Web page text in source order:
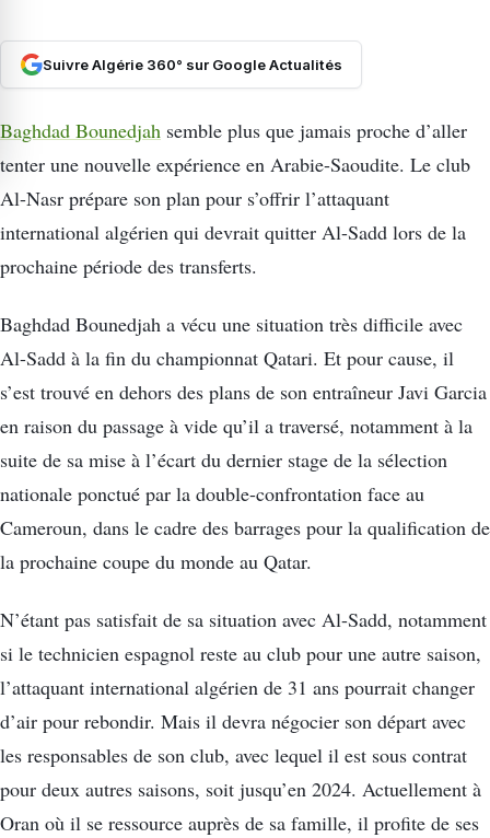
Suivre Algérie 360° sur Google Actualités
Baghdad Bounedjah semble plus que jamais proche d’aller
tenter une nouvelle expérience en Arabie-Saoudite. Le club
Al-Nasr prépare son plan pour s’offrir l’attaquant
international algérien qui devrait quitter Al-Sadd lors de la
prochaine période des transferts.
Baghdad Bounedjah a vécu une situation très difficile avec
Al-Sadd à la fin du championnat Qatari. Et pour cause, il
s’est trouvé en dehors des plans de son entraîneur Javi Garcia
en raison du passage à vide qu’il a traversé, notamment à la
suite de sa mise à l’écart du dernier stage de la sélection
nationale ponctué par la double-confrontation face au
Cameroun, dans le cadre des barrages pour la qualification de
la prochaine coupe du monde au Qatar.
N’étant pas satisfait de sa situation avec Al-Sadd, notamment
si le technicien espagnol reste au club pour une autre saison,
l’attaquant international algérien de 31 ans pourrait changer
d’air pour rebondir. Mais il devra négocier son départ avec
les responsables de son club, avec lequel il est sous contrat
pour deux autres saisons, soit jusqu’en 2024. Actuellement à
Oran où il se ressource auprès de sa famille, il profite de ses